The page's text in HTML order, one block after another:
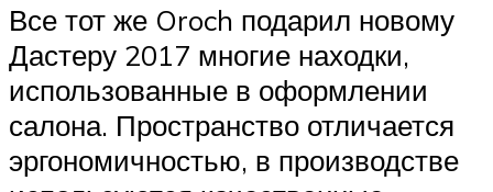
Все тот же Oroch подарил новому
Дастеру 2017 многие находки,
использованные в оформлении
салона. Пространство отличается
эргономичностью, в производстве